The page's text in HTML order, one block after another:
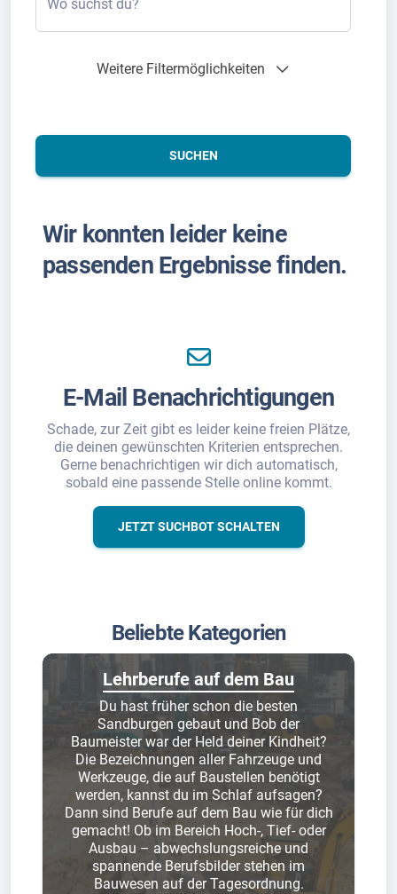
Wo suchst du?
Weitere Filtermöglichkeiten
SUCHEN
Wir konnten leider keine
passenden Ergebnisse finden.
E-Mail Benachrichtigungen
Schade, zur Zeit gibt es leider keine freien Plätze,
die deinen gewünschten Kriterien entsprechen.
Gerne benachrichtigen wir dich automatisch,
sobald eine passende Stelle online kommt.
JETZT SUCHBOT SCHALTEN
Beliebte Kategorien
Lehrberufe auf dem Bau
Du hast früher schon die besten
Sandburgen gebaut und Bob der
Baumeister war der Held deiner Kindheit?
Die Bezeichnungen aller Fahrzeuge und
Werkzeuge, die auf Baustellen benötigt
werden, kannst du im Schlaf aufsagen?
Dann sind Berufe auf dem Bau wie für dich
gemacht! Ob im Bereich Hoch-, Tief- oder
Ausbau – abwechslungsreiche und
spannende Berufsbilder stehen im
Bauwesen auf der Tagesordnung.